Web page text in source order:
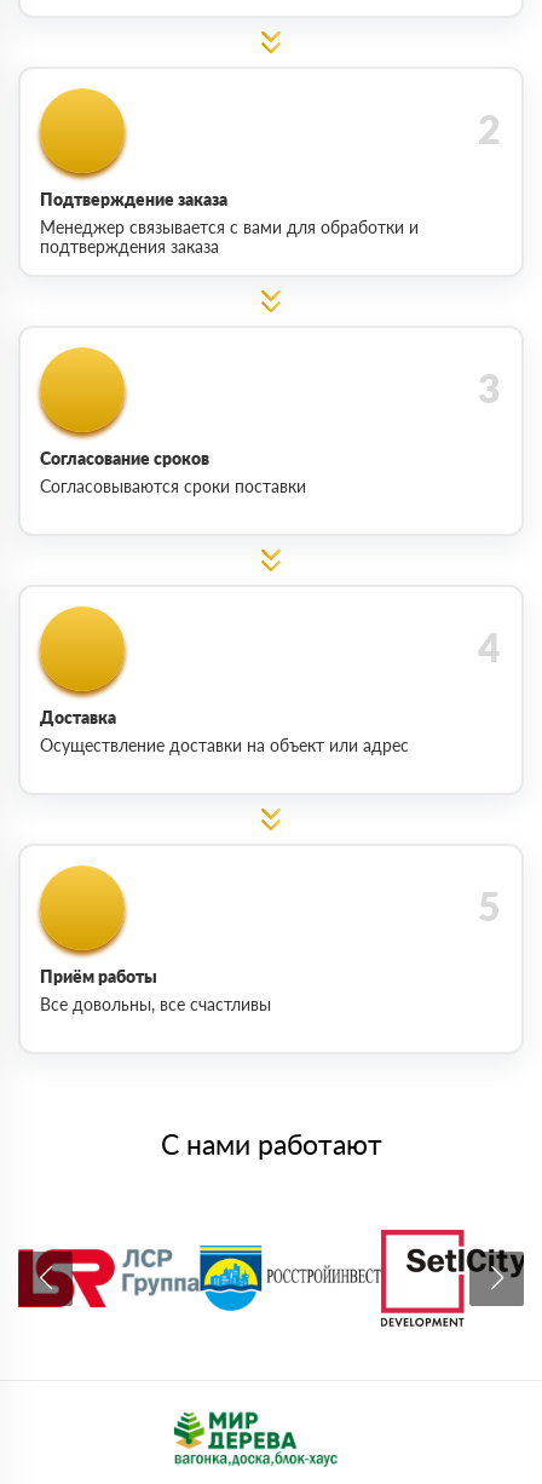
Подтверждение заказа
Менеджер связывается с вами для обработки и
подтверждения заказа
Согласование сроков
Согласовываются сроки поставки
Доставка
Осуществление доставки на объект или адрес
Приём работы
Все довольны, все счастливы
С нами работают